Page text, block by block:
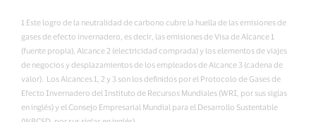
1 Este logro de la neutralidad de carbono cubre la huella de las emisiones de
gases de efecto invernadero, es decir, las emisiones de Visa de Alcance 1
(fuente propia), Alcance 2 (electricidad comprada) y los elementos de viajes
de negocios y desplazamientos de los empleados de Alcance 3 (cadena de
valor). Los Alcances 1, 2 y 3 son los definidos por el Protocolo de Gases de
Efecto Invernadero del Instituto de Recursos Mundiales (WRI, por sus siglas
en inglés) y el Consejo Empresarial Mundial para el Desarrollo Sustentable